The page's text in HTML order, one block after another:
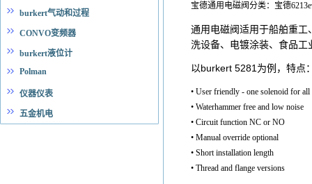
宝德通用电磁阀分类：宝德
通用电磁阀适用于船舶重
洗设备、电镀涂装、食品
以burkert 5281为例，特点
• User friendly - one solenoid for
• Waterhammer free and low noise
• Circuit function NC or NO
• Manual override optional
• Short installation length
• Thread and flange versions
burkert气动和过程
CONVO变频器
burkert液位计
Polman
仪器仪表
五金机电